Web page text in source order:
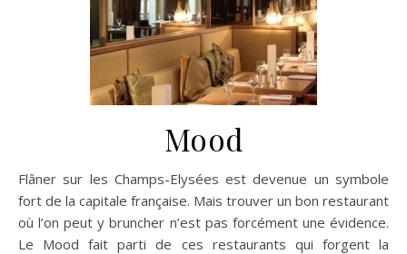
Mood
Flâner sur les Champs-Elysées est devenue un symbole
fort de la capitale française. Mais trouver un bon restaurant
où l’on peut y bruncher n’est pas forcément une évidence.
Le Mood fait parti de ces restaurants qui forgent la